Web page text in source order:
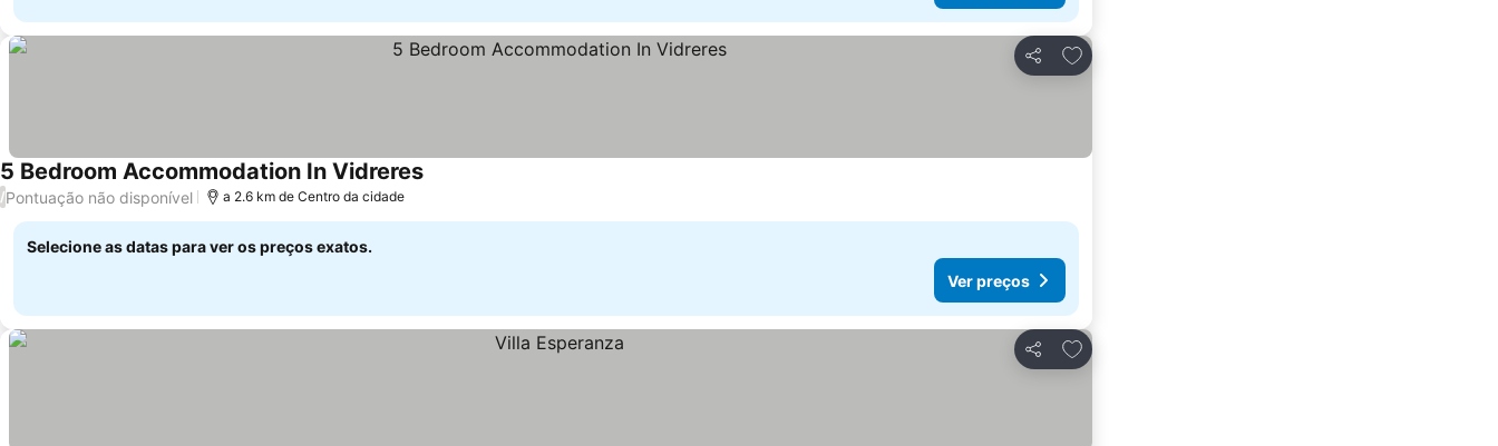
Partilhar
Adicionar aos favoritos
5 Bedroom Accommodation In VidreresVer preços
/Pontuação não disponível a 2.6 km de Centro da cidade
Selecione as datas para ver os preços exatos.
Ver preços
Partilhar
Adicionar aos favoritos